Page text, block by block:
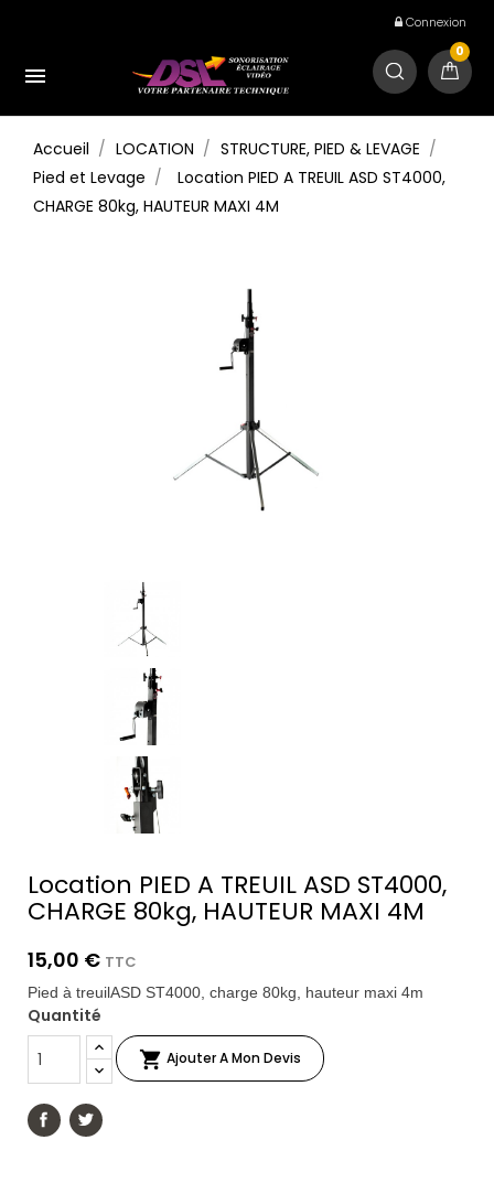
Connexion

0
Accueil LOCATION
STRUCTURE, PIED & LEVAGE
Pied et Levage
Location PIED A TREUIL ASD ST4000,
CHARGE 80kg, HAUTEUR MAXI 4M
Location PIED A TREUIL ASD ST4000,
CHARGE 80kg, HAUTEUR MAXI 4M
15,00 € TTC
Pied à treuilASD ST4000, charge 80kg, hauteur maxi 4m
Quantité
 Ajouter A Mon Devis